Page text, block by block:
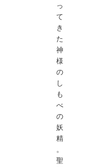
っ
て
き
た
神
様
の
し
も
べ
の
妖
精
。
聖